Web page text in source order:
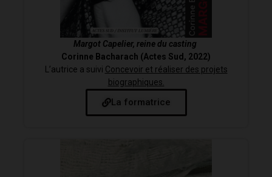
Margot Capelier, reine du casting
Corinne Bacharach (Actes Sud, 2022)
L’autrice a suivi Concevoir et réaliser des projets
biographiques.
La formatrice